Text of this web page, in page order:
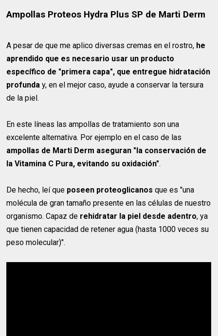
Ampollas Proteos Hydra Plus SP de Marti Derm
A pesar de que me aplico diversas cremas en el rostro, he
aprendido que es necesario usar un producto
específico de "primera capa", que entregue hidratación
profunda y, en el mejor caso, ayude a conservar la tersura
de la piel.
En este líneas las ampollas de tratamiento son una
excelente alternativa. Por ejemplo en el caso de las
ampollas de Marti Derm aseguran "la conservación de
la Vitamina C Pura, evitando su oxidación".
De hecho, leí que poseen proteoglicanos que es "una
molécula de gran tamaño presente en las células de nuestro
organismo. Capaz de rehidratar la piel desde adentro, ya
que tienen capacidad de retener agua (hasta 1000 veces su
peso molecular)".